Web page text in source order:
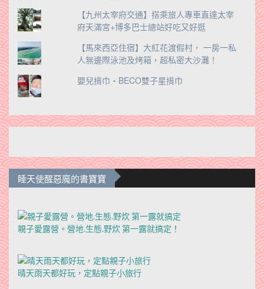
【九州太宰府交通】搭乘旅人專車直達太宰
府天滿宮+博多巴士總站好吃又好逛
【馬來西亞住宿】大紅花渡假村， 一房一私
人無邊際泳池及烤箱，超私密大沙灘！
嬰兒揹巾‧BECO雙子星揹巾
睡天使醒惡魔的書寶寶
親子愛露營。營地.生態.野炊 第一露就搞定！
晴天雨天都好玩，定點親子小旅行